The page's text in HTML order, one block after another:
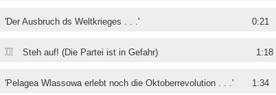
'Der Ausbruch ds Weltkrieges . . .' 0:21
XII Steh auf! (Die Partei ist in Gefahr) 1:18
'Pelagea Wlassowa erlebt noch die Oktoberrevolution . . .' 1:34